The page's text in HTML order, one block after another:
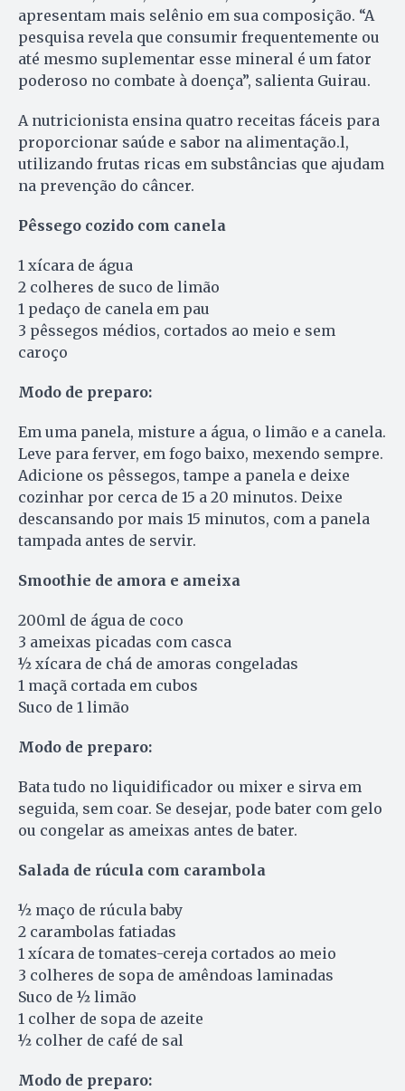
apresentam mais selênio em sua composição. “A
pesquisa revela que consumir frequentemente ou
até mesmo suplementar esse mineral é um fator
poderoso no combate à doença”, salienta Guirau.
A nutricionista ensina quatro receitas fáceis para
proporcionar saúde e sabor na alimentação.l,
utilizando frutas ricas em substâncias que ajudam
na prevenção do câncer.
Pêssego cozido com canela
1 xícara de água
2 colheres de suco de limão
1 pedaço de canela em pau
3 pêssegos médios, cortados ao meio e sem
caroço
Modo de preparo:
Em uma panela, misture a água, o limão e a canela.
Leve para ferver, em fogo baixo, mexendo sempre.
Adicione os pêssegos, tampe a panela e deixe
cozinhar por cerca de 15 a 20 minutos. Deixe
descansando por mais 15 minutos, com a panela
tampada antes de servir.
Smoothie de amora e ameixa
200ml de água de coco
3 ameixas picadas com casca
½ xícara de chá de amoras congeladas
1 maçã cortada em cubos
Suco de 1 limão
Modo de preparo:
Bata tudo no liquidificador ou mixer e sirva em
seguida, sem coar. Se desejar, pode bater com gelo
ou congelar as ameixas antes de bater.
Salada de rúcula com carambola
½ maço de rúcula baby
2 carambolas fatiadas
1 xícara de tomates-cereja cortados ao meio
3 colheres de sopa de amêndoas laminadas
Suco de ½ limão
1 colher de sopa de azeite
½ colher de café de sal
Modo de preparo: